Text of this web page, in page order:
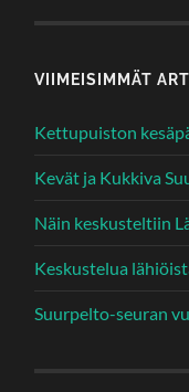
VIIMEISIMMÄT
Kettupuiston
Kevät ja Kukkiva
Näin keskusteltiin
Keskustelua
Suurpelto-seuran